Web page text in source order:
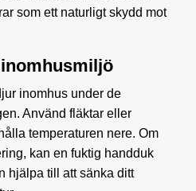
som ett naturligt skydd mot
inomhus under de
Använd fläktar eller
temperaturen nere. Om
kan en fuktig handduk
hjälpa till att sänka ditt